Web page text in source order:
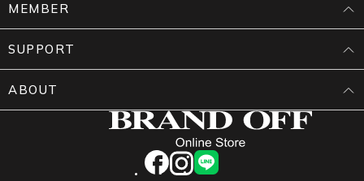
facebookinstagram
LINE
MEMBER
SUPPORT
ABOUT